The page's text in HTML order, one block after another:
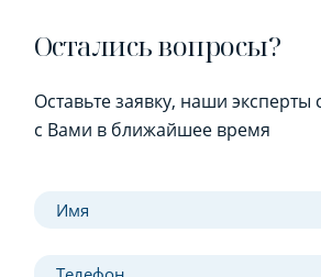
Остались вопросы?
Оставьте заявку, наши эксперты
с Вами в ближайшее время